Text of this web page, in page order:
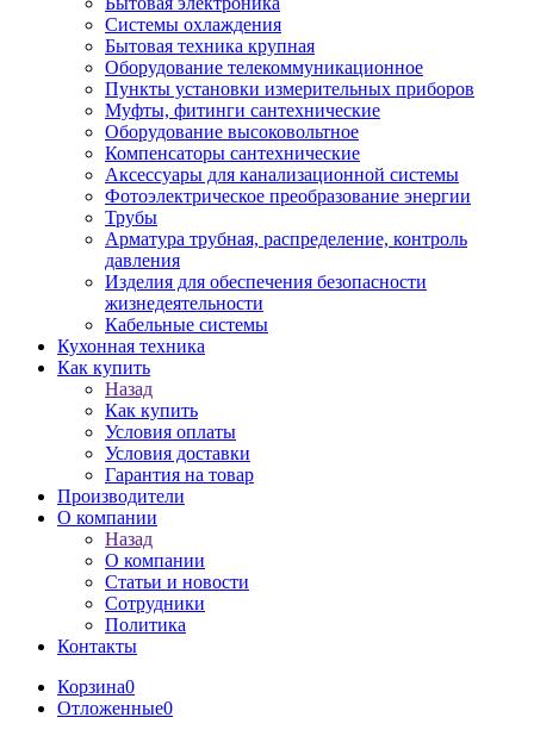
Системы охлаждения
Бытовая техника крупная
Оборудование телекоммуникационное
Пункты установки измерительных приборов
Муфты, фитинги сантехнические
Оборудование высоковольтное
Компенсаторы сантехнические
Аксессуары для канализационной системы
Фотоэлектрическое преобразование энергии
Трубы
Арматура трубная, распределение, контроль
давления
Изделия для обеспечения безопасности
жизнедеятельности
Кабельные системы
Кухонная техника
Как купить
Назад
Как купить
Условия оплаты
Условия доставки
Гарантия на товар
Производители
О компании
Назад
О компании
Статьи и новости
Сотрудники
Политика
Контакты
Корзина0
Отложенные0